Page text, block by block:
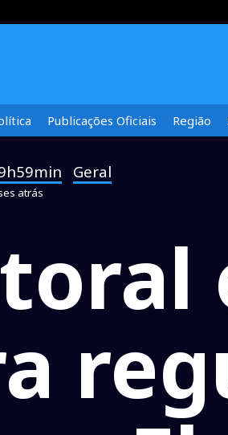
Publicações Oficiais Região
Geral
atrás